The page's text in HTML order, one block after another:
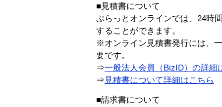
■見積書について
ぷらっとオンラインでは、24時
することができます。
※オンライン見積書発行には、
要です。
⇒一般法人会員（BizID）の詳細
⇒ 見積書について詳細はこちら
■請求書について